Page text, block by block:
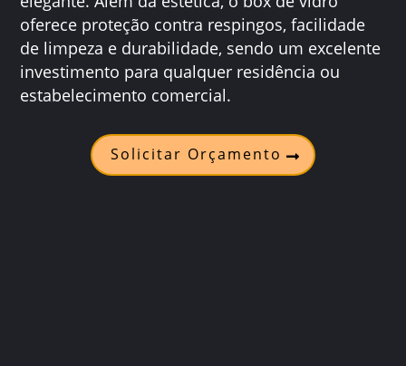
oferece proteção contra respingos, facilidade
de limpeza e durabilidade, sendo um excelente
investimento para qualquer residência ou
estabelecimento comercial.
Solicitar Orçamento